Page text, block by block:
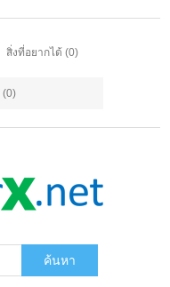
สิ่งที่อยากได้ (0)
(0)
ค้นหา